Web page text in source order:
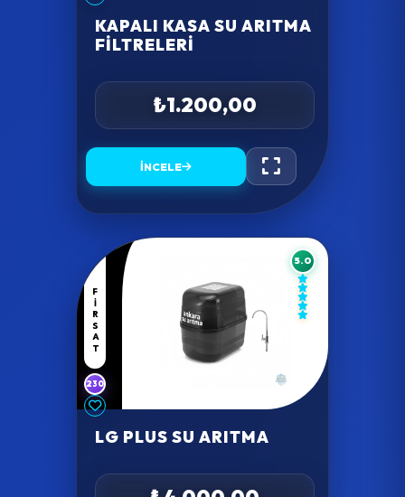
KAPALI KASA SU ARITMA
FILTRELERI
₺1.200,00
İNCELE
FIRSAT
230
5.0
LG PLUS SU ARITMA